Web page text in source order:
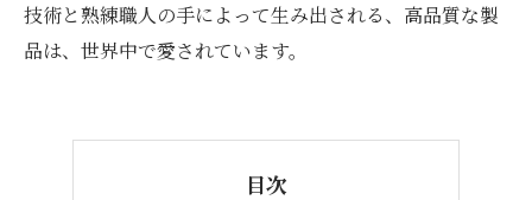
技術と熟練職人の手によって生み出される、高品質な製
品は、世界中で愛されています。
目次